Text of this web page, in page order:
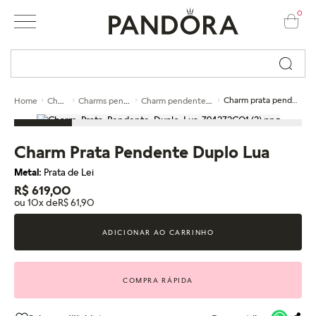
0
Busque por nome ou código...
Home Charm pendente de prata
Charm Prata Pendente Duplo Lua
Metal: Prata de Lei
R$ 619,00
ou 10x deR$ 61,90
ADICIONAR AO CARRINHO
COMPRA RÁPIDA